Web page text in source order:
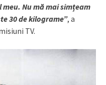
Nu mă mai simțeam
30 de kilograme”, a
TV.